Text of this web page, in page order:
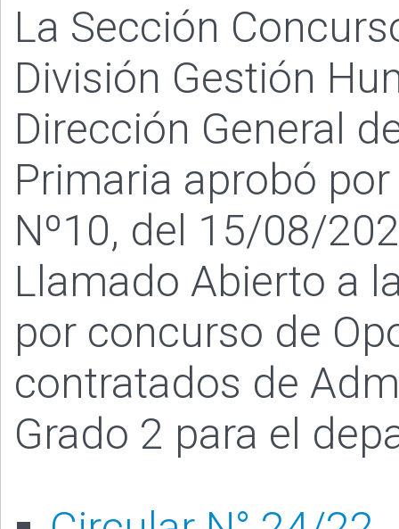
La Sección
División Gestión
Dirección General
Primaria aprobó
Nº10, del 15/08/
Llamado Abierto a
por concurso de
contratados de
Grado 2 para el